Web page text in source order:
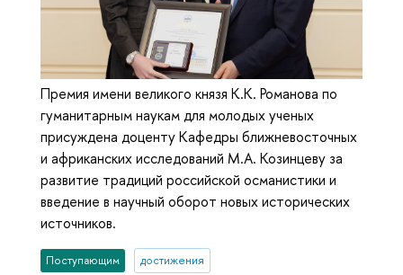
Премия имени великого князя К.К. Романова по
гуманитарным наукам для молодых ученых
присуждена доценту Кафедры ближневосточных
и африканских исследований М.А. Козинцеву за
развитие традиций российской османистики и
введение в научный оборот новых исторических
источников.
Поступающим достижения